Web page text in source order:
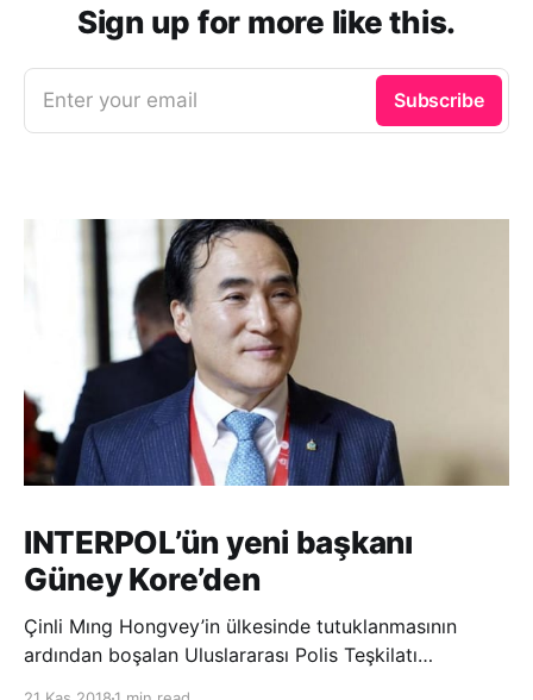
Sign up for more like this.
Enter your email Subscribe
INTERPOL’ün yeni başkanı
Güney Kore’den
Çinli Mıng Hongvey’in ülkesinde tutuklanmasının
ardından boşalan Uluslararası Polis Teşkilatı